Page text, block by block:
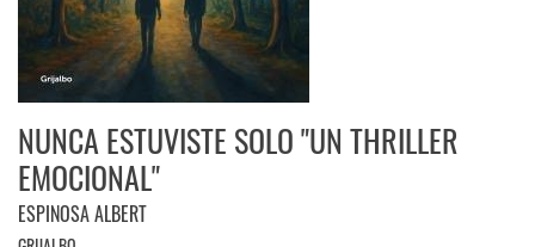
NUNCA ESTUVISTE SOLO "UN THRILLER
EMOCIONAL"
ESPINOSA ALBERT